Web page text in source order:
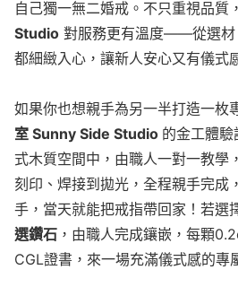
自己獨一無二婚戒。不只重視品質，
Studio 對服務更有溫度——從選材
都細緻入心，讓新人安心又有儀式
如果你也想親手為另一半打造一枚
室 Sunny Side Studio 的金工體驗
式木質空間中，由職人一對一教學
刻印、焊接到拋光，全程親手完成
手，當天就能把戒指帶回家！若選
選鑽石 ，由職人完成鑲嵌，每顆
CGL證書，來一場充滿儀式感的專